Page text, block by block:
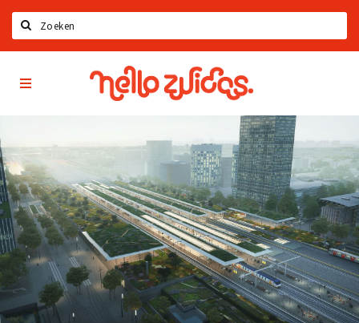
Home
Upcoming events
Zuidas Jobs
Offers & Deals
Restaurants
Bars
Hotels
Shops
Hello
Zuidas
App